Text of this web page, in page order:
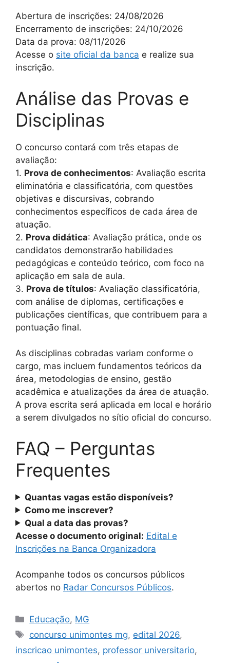
Abertura de inscrições: 24/08/2026
Encerramento de inscrições: 24/10/2026
Data da prova: 08/11/2026
Acesse o site oficial da banca e realize sua
inscrição.
Análise das Provas e
Disciplinas
O concurso contará com três etapas de
avaliação:
1. Prova de conhecimentos: Avaliação escrita
eliminatória e classificatória, com questões
objetivas e discursivas, cobrando
conhecimentos específicos de cada área de
atuação.
2. Prova didática: Avaliação prática, onde os
candidatos demonstrarão habilidades
pedagógicas e conteúdo teórico, com foco na
aplicação em sala de aula.
3. Prova de títulos: Avaliação classificatória,
com análise de diplomas, certificações e
publicações científicas, que contribuem para a
pontuação final.
As disciplinas cobradas variam conforme o
cargo, mas incluem fundamentos teóricos da
área, metodologias de ensino, gestão
acadêmica e atualizações da área de atuação.
A prova escrita será aplicada em local e horário
a serem divulgados no sítio oficial do concurso.
FAQ – Perguntas
Frequentes
Quantas vagas estão disponíveis?
Como me inscrever?
Qual a data das provas?
Acesse o documento original: Edital e
Inscrições na Banca Organizadora
Acompanhe todos os concursos públicos
abertos no Radar Concursos Públicos.
Categorias
Educação, MG
Tags
concurso unimontes mg, edital 2026,
inscricao unimontes, professor universitario,